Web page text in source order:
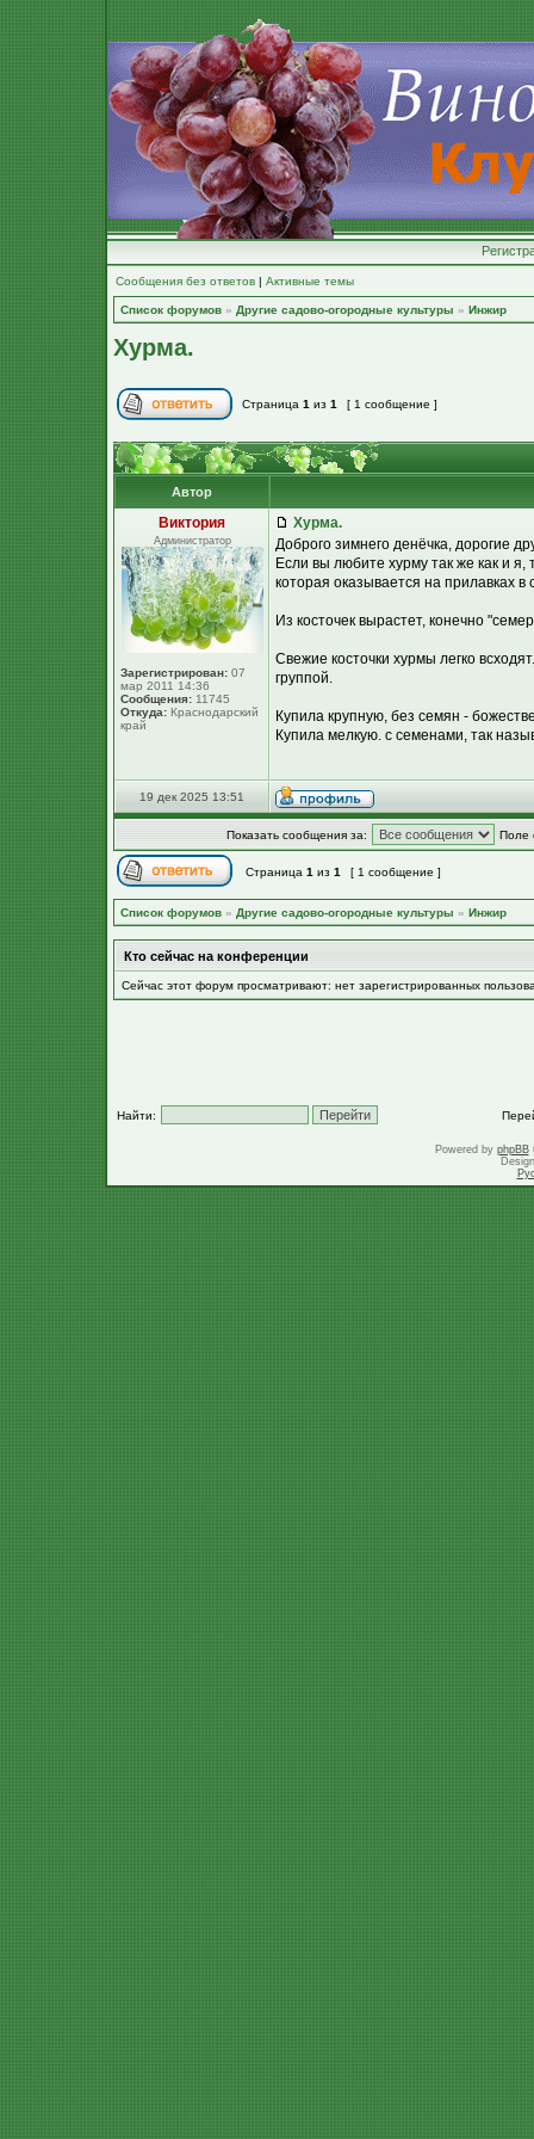
Сообщения без ответов | Активные темы
Список форумов » Другие садово-огородные культуры » Инжир
Хурма.
Страница 1 из 1 [ 1 сообщение ]
Автор
Виктория
Администратор
Зарегистрирован: 07
мар 2011 14:36
Сообщения: 11745
Откуда: Краснодарский
край
Хурма.
Доброго зимнего денёчка, дорогие
Если вы любите хурму так же как и
которая оказывается на прилавках в
Из косточек вырастет, конечно
Свежие косточки хурмы легко
группой.
Купила крупную, без семян -
Купила мелкую. с семенами, так
19 дек 2025 13:51
Показать сообщения за: Поле
Страница 1 из 1 [ 1 сообщение ]
Список форумов » Другие садово-огородные культуры » Инжир
Кто сейчас на конференции
Сейчас этот форум просматривают: нет зарегистрированных
Найти:
Powered by phpBB